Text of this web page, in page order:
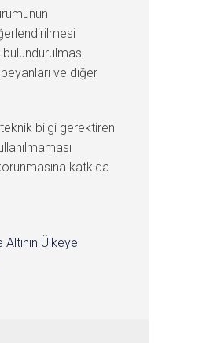
ve diğer
bilgi gerektiren
katkıda
Ülkeye